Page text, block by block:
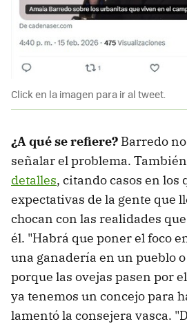
Click en la imagen para ir al tweet.
¿A qué se refiere? Barredo
señalar el problema. También
detalles, citando casos en los
expectativas de la gente que
chocan con las realidades
él. "Habrá que poner el foco
una ganadería en un pueblo
porque las ovejas pasen por
ya tenemos un concejo para
lamentó la consejera vasca.